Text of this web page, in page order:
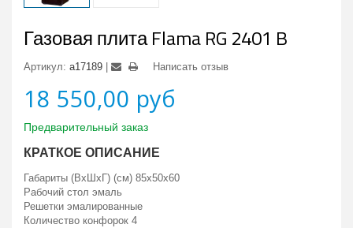
Газовая плита Flama RG 2401 B
Артикул: a17189 Написать отзыв
18 550,00 руб
Предварительный заказ
КРАТКОЕ ОПИСАНИЕ
Габариты (ВxШxГ) (см) 85x50x60
Рабочий стол эмаль
Решетки эмалированные
Количество конфорок 4